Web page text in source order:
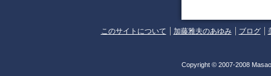
このサイトについて 加藤雅夫のあゆみ ブログ
Copyright © 2007-2008